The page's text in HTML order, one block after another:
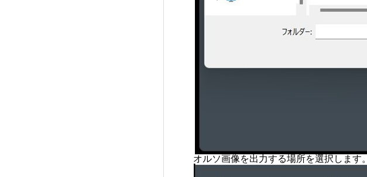
オルソ画像を出力する場所を選択します。